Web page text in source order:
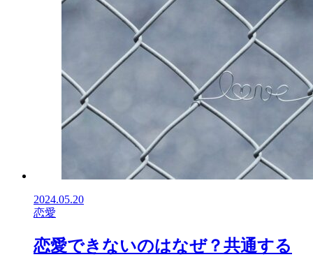
2024.05.20
恋愛
恋愛できないのはなぜ？共通する